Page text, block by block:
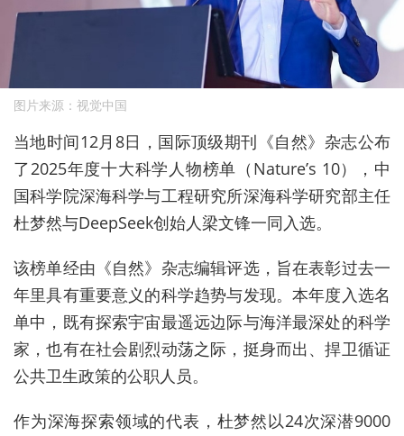
图片来源：视觉中国
当地时间12月8日，国际顶级期刊《自然》杂志公布
了2025年度十大科学人物榜单（Nature’s 10），中
国科学院深海科学与工程研究所深海科学研究部主任
杜梦然与DeepSeek创始人梁文锋一同入选。
该榜单经由《自然》杂志编辑评选，旨在表彰过去一
年里具有重要意义的科学趋势与发现。本年度入选名
单中，既有探索宇宙最遥远边际与海洋最深处的科学
家，也有在社会剧烈动荡之际，挺身而出、捍卫循证
公共卫生政策的公职人员。
作为深海探索领域的代表，杜梦然以24次深潜9000